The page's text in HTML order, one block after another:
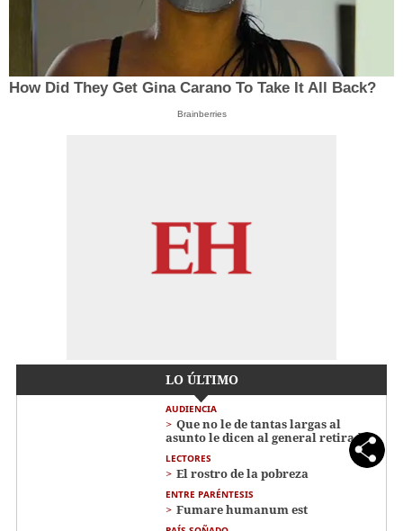
How Did They Get Gina Carano To Take It All Back?
Brainberries
LO ÚLTIMO
AUDIENCIA
Que no le de tantas largas al
asunto le dicen al general retirado
LECTORES
El rostro de la pobreza
ENTRE PARÉNTESIS
Fumare humanum est